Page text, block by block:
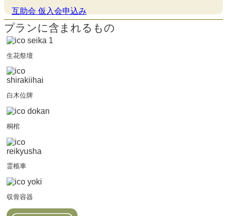
互助会 仮入会申込み
プランに含まれるもの
生花祭壇
白木位牌
桐棺
霊柩車
収骨容器